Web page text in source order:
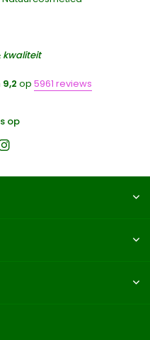
kwaliteit
9,2 op 5961 reviews
op